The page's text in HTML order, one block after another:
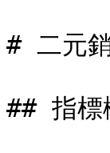
# 二元
## 指標